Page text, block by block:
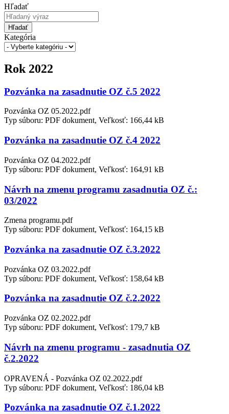
Hľadať
Hľadať
Kategória
Rok 2022
Pozvánka na zasadnutie OZ č.5 2022
Pozvánka OZ 05.2022.pdf
Typ súboru: PDF dokument, Veľkosť: 166,44 kB
Pozvánka na zasadnutie OZ č.4 2022
Pozvánka OZ 04.2022.pdf
Typ súboru: PDF dokument, Veľkosť: 164,91 kB
Návrh na zmenu programu zasadnutia OZ č.:
03/2022
Zmena programu.pdf
Typ súboru: PDF dokument, Veľkosť: 164,15 kB
Pozvánka na zasadnutie OZ č.3.2022
Pozvánka OZ 03.2022.pdf
Typ súboru: PDF dokument, Veľkosť: 158,64 kB
Pozvánka na zasadnutie OZ č.2.2022
Pozvánka OZ 02.2022.pdf
Typ súboru: PDF dokument, Veľkosť: 179,7 kB
Návrh na zmenu programu - zasadnutia OZ
č.2.2022
OPRAVENÁ - Pozvánka OZ 02.2022.pdf
Typ súboru: PDF dokument, Veľkosť: 186,04 kB
Pozvánka na zasadnutie OZ č.1.2022